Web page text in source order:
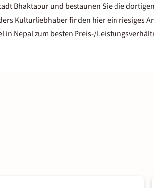
Bhaktapur und bestaunen Sie die
Kulturliebhaber finden hier ein riesiges
Nepal zum besten Preis-/